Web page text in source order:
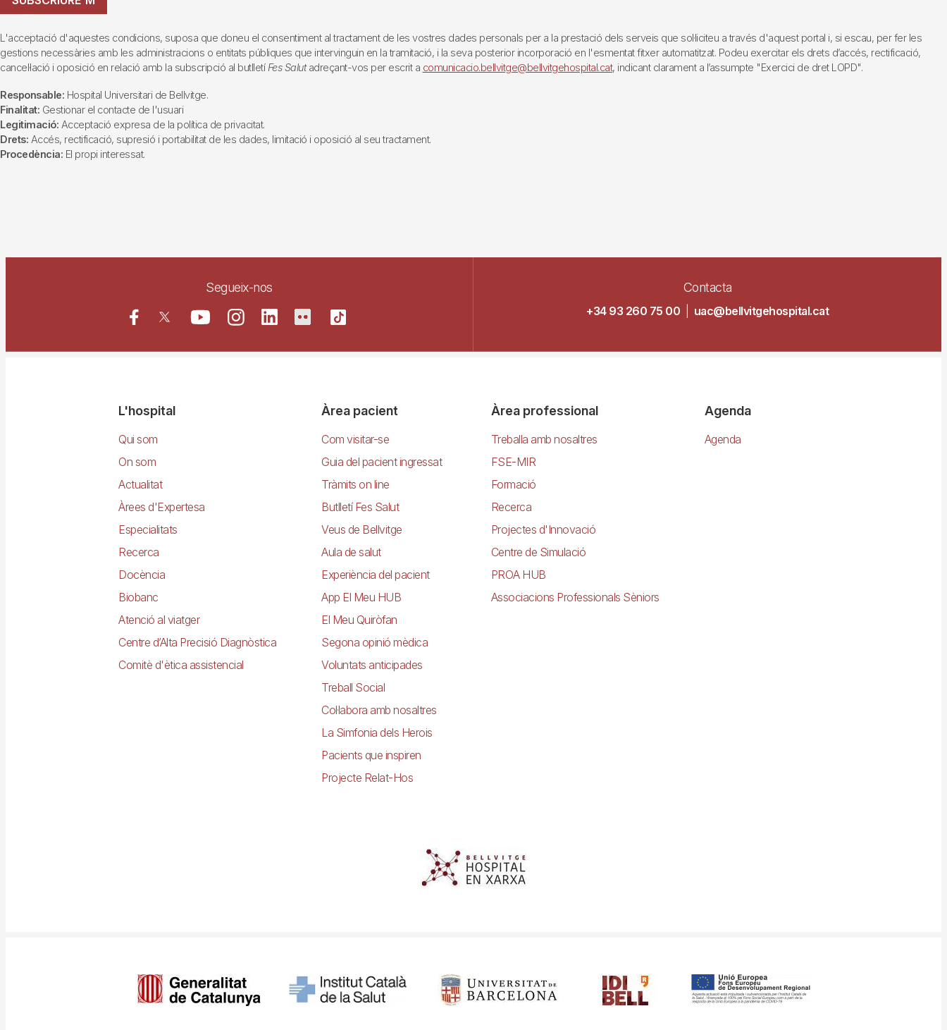
L'acceptació d'aquestes condicions, suposa que doneu el consentiment al tractament de les vostres dades personals per a la prestació dels serveis que sol·liciteu a través d'aquest portal i, si escau, per fer les
gestions necessàries amb les administracions o entitats públiques que intervinguin en la tramitació, i la seva posterior incorporació en l'esmentat fitxer automatitzat. Podeu exercitar els drets d’accés, rectificació,
cancel·lació i oposició en relació amb la subscripció al butlletí Fes Salutadreçant-vos per escrit a comunicacio.bellvitge@bellvitgehospital.cat, indicant clarament a l’assumpte "Exercici de dret LOPD".
Responsable: Hospital Universitari de Bellvitge.
Finalitat: Gestionar el contacte de l'usuari
Legitimació: Acceptació expresa de la política de privacitat.
Drets: Accés, rectificació, supresió i portabilitat de les dades, limitació i oposició al seu tractament.
Procedència: El propi interessat.
Segueix-nos Contacta
+34 93 260 75 00 uac@bellvitgehospital.cat
NavegacióL'hospital
Qui som
On som
Actualitat
Àrees d'Expertesa
Especialitats
Recerca
Docència
Biobanc
Atenció al viatger
Centre d’Alta Precisió Diagnòstica
Comitè d'ètica assistencial
Àrea pacient
Com visitar-se
Guia del pacient ingressat
Tràmits on line
Butlletí Fes Salut
Veus de Bellvitge
Aula de salut
Experiència del pacient
App El Meu HUB
El Meu Quiròfan
Segona opinió mèdica
Voluntats anticipades
Treball Social
Col·labora amb nosaltres
La Simfonia dels Herois
Pacients que inspiren
Projecte Relat-Hos
Àrea professional
Treballa amb nosaltres
FSE-MIR
Formació
Recerca
Projectes d'Innovació
Centre de Simulació
PROA HUB
Associacions Professionals Sèniors
Agenda
Agenda